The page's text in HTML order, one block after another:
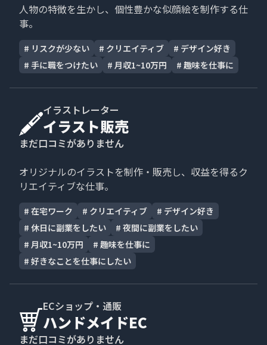
人物の特徴を生かし、個性豊かな似顔絵を制作する仕
事。
# リスクが少ない # クリエイティブ # デザイン好き
# 手に職をつけたい # 月収1~10万円 # 趣味を仕事に
イラストレーター
イラスト販売
まだ口コミがありません
オリジナルのイラストを制作・販売し、収益を得るク
リエイティブな仕事。
# 在宅ワーク # クリエイティブ # デザイン好き
# 休日に副業をしたい # 夜間に副業をしたい
# 月収1~10万円 # 趣味を仕事に
# 好きなことを仕事にしたい
ECショップ・通販
ハンドメイドEC
まだ口コミがありません